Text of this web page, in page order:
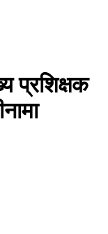
प्रशिक्षक